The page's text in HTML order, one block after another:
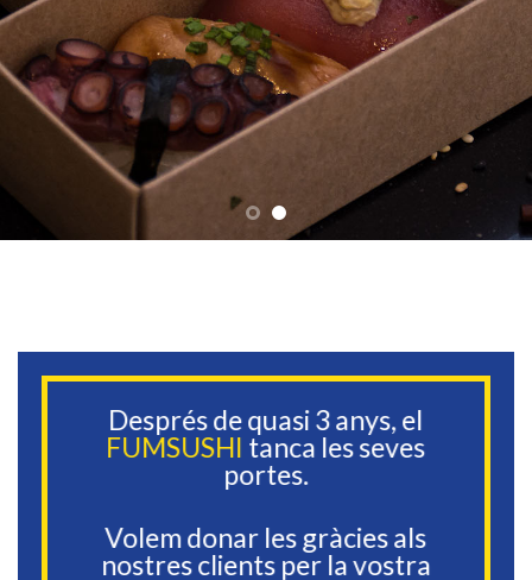
Després de quasi 3 anys, el
FUMSUSHI tanca les seves
portes.
Volem donar les gràcies als
nostres clients per la vostra